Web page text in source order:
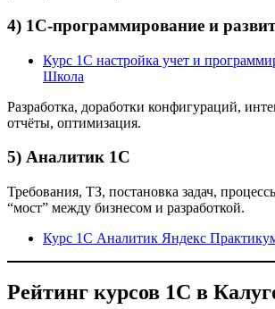
4) 1С-программирование и
Курс 1С настройка учет и
Школа
Разработка, доработки конфигураций,
отчёты, оптимизация.
5) Аналитик 1С
Требования, ТЗ, постановка задач,
“мост” между бизнесом и разработкой.
Курс 1С Аналитик Яндекс
Рейтинг курсов 1С в